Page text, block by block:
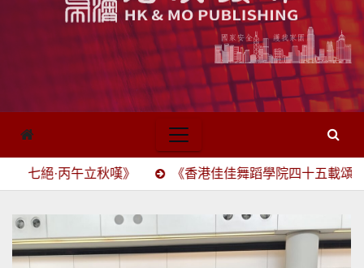
立秋嘆》 《香港佳佳舞蹈學院四十五載頌》(四六駢賦)